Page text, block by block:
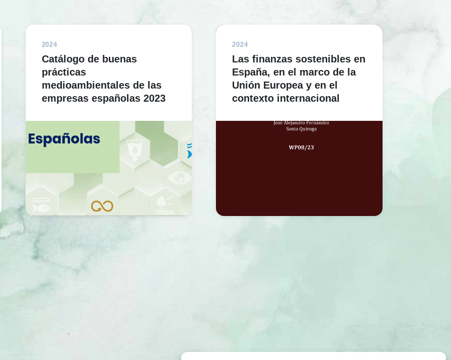
2024
Catálogo de buenas
prácticas
medioambientales de las
empresas españolas 2023
2024
Las finanzas sostenibles en
España, en el marco de la
Unión Europea y en el
contexto internacional